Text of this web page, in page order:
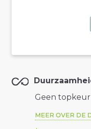
Geen
MEER OVER DE